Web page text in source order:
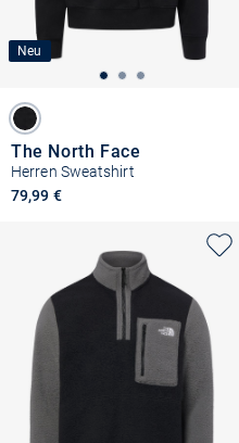
Neu
The North Face
Herren Sweatshirt
79,99 €